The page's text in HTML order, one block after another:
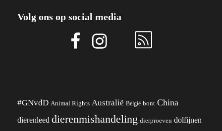
Volg ons op social media
#GNvdD Animal Rights Australië België bont China
dierenleed dierenmishandeling dierproeven dolfijnen